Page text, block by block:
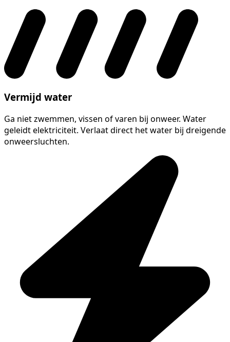
Vermijd water
Ga niet zwemmen, vissen of varen bij onweer. Water
geleidt elektriciteit. Verlaat direct het water bij dreigende
onweersluchten.